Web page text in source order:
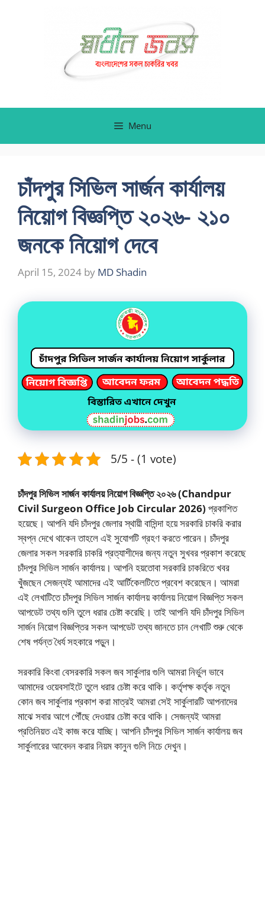
Menu
চাঁদপুর সিভিল সার্জন কার্যালয়
নিয়োগ বিজ্ঞপ্তি ২০২৬- ২১০
জনকে নিয়োগ দেবে
April 15, 2024 by MD Shadin
5/5 - (1 vote)
চাঁদপুর সিভিল সার্জন কার্যালয় নিয়োগ বিজ্ঞপ্তি ২০২৬ (Chandpur
Civil Surgeon Office Job Circular 2026) প্রকাশিত
হয়েছে। আপনি যদি চাঁদপুর জেলার স্থায়ী বাসিন্দা হয়ে সরকারি চাকরি করার
স্বপ্ন দেখে থাকেন তাহলে এই সুযোগটি গ্রহণ করতে পারেন। চাঁদপুর
জেলার সকল সরকারি চাকরি প্রত্যাশীদের জন্য নতুন সুখবর প্রকাশ করেছে
চাঁদপুর সিভিল সার্জন কার্যালয়। আপনি হয়তোবা সরকারি চাকরিতে খবর
খুঁজছেন সেজন্যই আমাদের এই আর্টিকেলটিতে প্রবেশ করেছেন। আমরা
এই লেখাটিতে চাঁদপুর সিভিল সার্জন কার্যালয় কার্যালয় নিয়োগ বিজ্ঞপ্তি সকল
আপডেট তথ্য গুলি তুলে ধরার চেষ্টা করেছি। তাই আপনি যদি চাঁদপুর সিভিল
সার্জন নিয়োগ বিজ্ঞপ্তির সকল আপডেট তথ্য জানতে চান লেখাটি শুরু থেকে
শেষ পর্যন্ত ধৈর্য সহকারে পড়ুন।
সরকারি কিংবা বেসরকারি সকল জব সার্কুলার গুলি আমরা নির্ভুল ভাবে
আমাদের ওয়েবসাইটে তুলে ধরার চেষ্টা করে থাকি। কর্তৃপক্ষ কর্তৃক নতুন
কোন জব সার্কুলার প্রকাশ করা মাত্রই আমরা সেই সার্কুলারটি আপনাদের
মাঝে সবার আগে পৌঁছে দেওয়ার চেষ্টা করে থাকি। সেজন্যই আমরা
প্রতিনিয়ত এই কাজ করে যাচ্ছি। আপনি চাঁদপুর সিভিল সার্জন কার্যালয় জব
সার্কুলারের আবেদন করার নিয়ম কানুন গুলি নিচে দেখুন।